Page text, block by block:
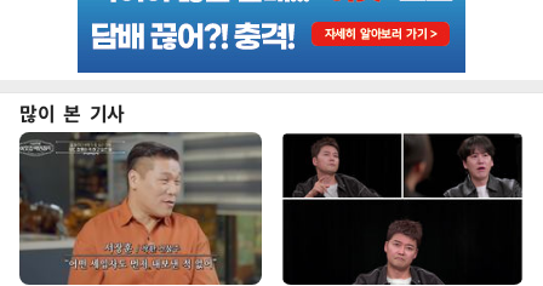
많이 본 기사